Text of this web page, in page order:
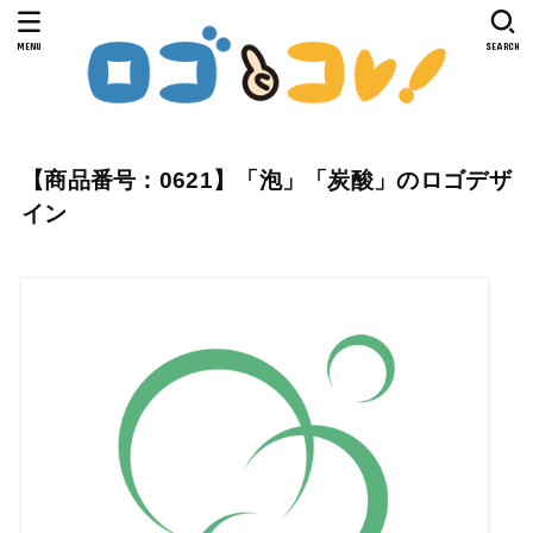
SEARCH
MENU
【商品番号：0621】「泡」「炭酸」のロゴデザ
イン